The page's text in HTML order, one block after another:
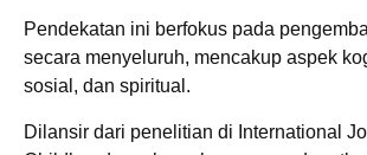
Pendekatan ini berfokus pada
secara menyeluruh, mencakup aspek
sosial, dan spiritual.
Dilansir dari penelitian di International